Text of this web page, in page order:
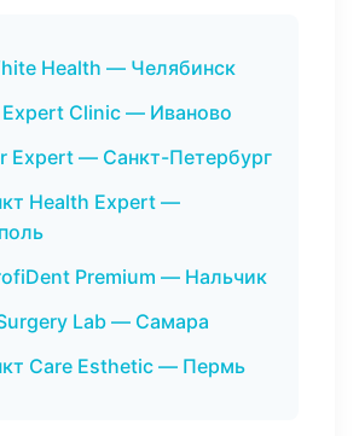
Health — Челябинск
Clinic — Иваново
Expert — Санкт-Петербург
Health Expert —
Premium — Нальчик
Lab — Самара
Care Esthetic — Пермь